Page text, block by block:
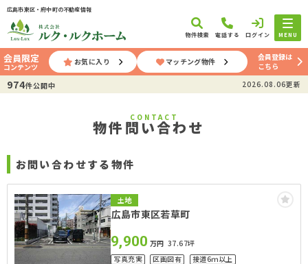
広島市東区・府中町の不動産情報
物件検索 電話する ログイン MENU
会員限定
コンテンツ
お気に入り マッチング物件
会員登録は
こちら
974件公開中 2026.08.06更新
物件問い合わせ
CONTACT
お問い合わせする物件
土地
広島市東区若草町
9,900 万円 37.67坪
写真充実
区画図有
接道6ｍ以上